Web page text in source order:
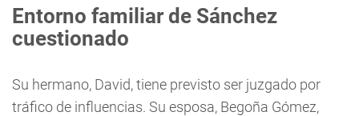
Entorno familiar de Sánchez
cuestionado
Su hermano, David, tiene previsto ser juzgado por
tráfico de influencias. Su esposa, Begoña Gómez,